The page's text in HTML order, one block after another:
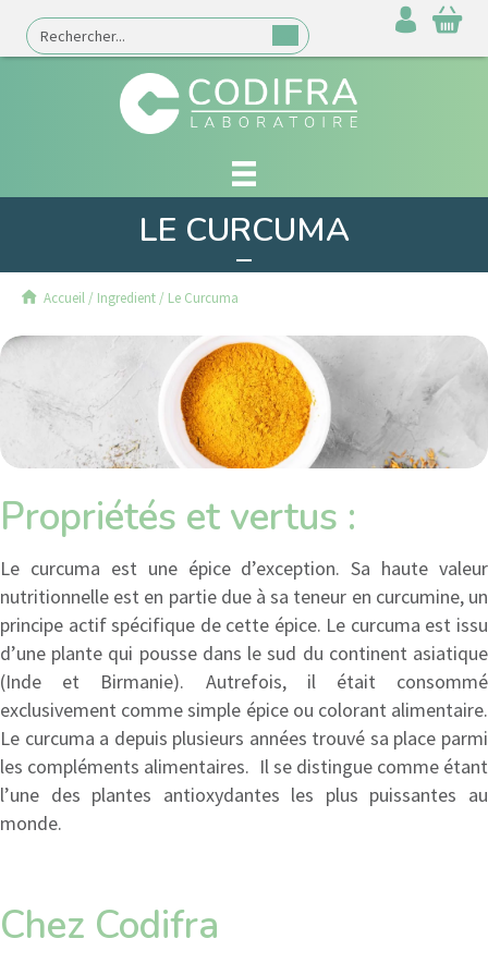
LE CURCUMA
Accueil / Ingredient / Le Curcuma
Propriétés et vertus :
Le curcuma est une épice d’exception. Sa haute valeur
nutritionnelle est en partie due à sa teneur en curcumine, un
principe actif spécifique de cette épice. Le curcuma est issu
d’une plante qui pousse dans le sud du continent asiatique
(Inde et Birmanie). Autrefois, il était consommé
exclusivement comme simple épice ou colorant alimentaire.
Le curcuma a depuis plusieurs années trouvé sa place parmi
les compléments alimentaires. Il se distingue comme étant
l’une des plantes antioxydantes les plus puissantes au
monde.
Chez Codifra